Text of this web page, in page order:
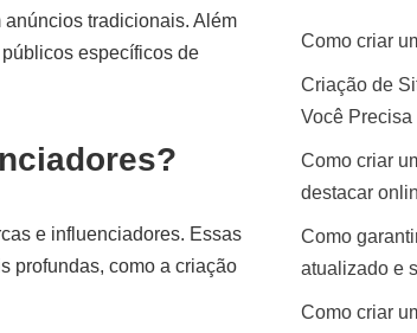
tradicionais. Além
específicos de
e influenciadores. Essas
profundas, como a criação
Como criar
Criação de
Você Precisa
Como criar
destacar
Como
atualizado e
Como criar